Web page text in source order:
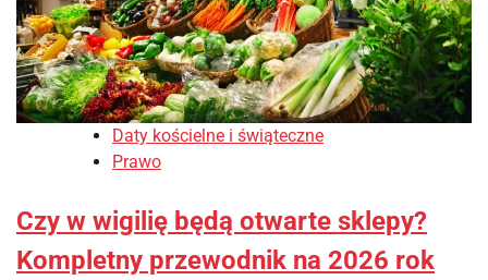
Daty kościelne i świąteczne
Prawo
Czy w wigilię będą otwarte sklepy?
Kompletny przewodnik na 2026 rok